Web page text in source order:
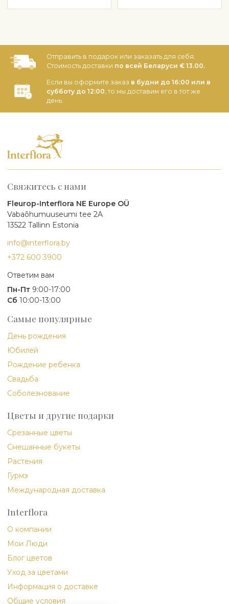
Отправить в подарок или заказать для себя.
Стоимость доставки по всей Беларуси € 13.00.
Если вы оформите заказ в будни до 16:00 или в
субботу до 12:00, то мы доставим его в тот же
день.
Свяжитесь с нами
Fleurop-Interflora NE Europe OÜ
Vabaõhumuuseumi tee 2A
13522 Tallinn Estonia
info@interflora.by
+372 600 3900
Ответим вам
Пн-Пт 9:00-17:00
Сб 10:00-13:00
Самые популярные
День рождения
Юбилей
Рождение ребенка
Свадьба
Соболезнование
Цветы и другие подарки
Срезанные цветы
Смешанные букеты
Растения
Гурмэ
Международная доставка
Interflora
О компании
Мои Люди
Блог цветов
Уход за цветами
Информация о доставке
Общие условия